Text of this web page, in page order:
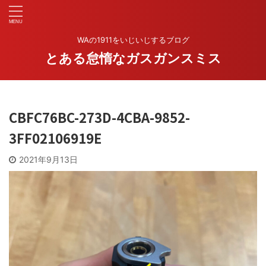
WAの1911をいじいじするブログ
とある怠惰なガスガンスミス
CBFC76BC-273D-4CBA-9852-
3FF02106919E
2021年9月13日